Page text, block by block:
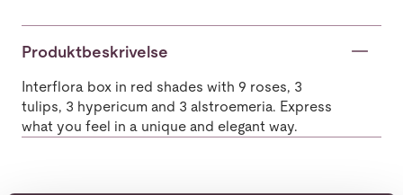
Produktbeskrivelse
Interflora box in red shades with 9 roses, 3
tulips, 3 hypericum and 3 alstroemeria. Express
what you feel in a unique and elegant way.